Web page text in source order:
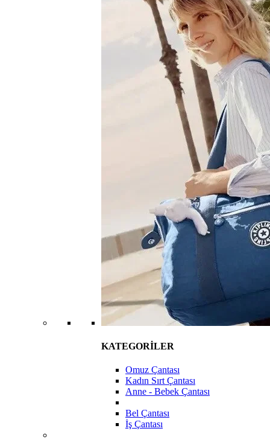
KATEGORİLER
Omuz Çantası
Kadın Sırt Çantası
Anne - Bebek Çantası
Bel Çantası
İş Çantası